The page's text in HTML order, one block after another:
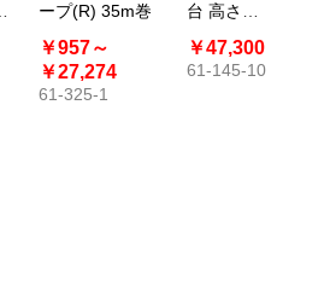
ープ(R) 35m巻
￥957～
￥27,274
61-325-1
台 高さ
76cm〔ストエキ
オリジナル〕
￥47,300
61-145-10